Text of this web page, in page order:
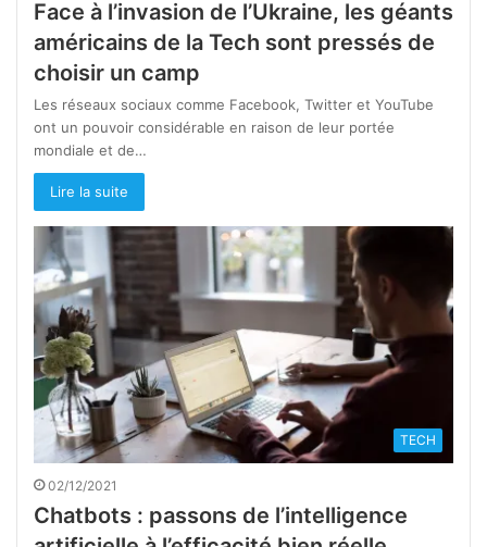
Face à l’invasion de l’Ukraine, les géants
américains de la Tech sont pressés de
choisir un camp
Les réseaux sociaux comme Facebook, Twitter et YouTube
ont un pouvoir considérable en raison de leur portée
mondiale et de…
Lire la suite
TECH
02/12/2021
Chatbots : passons de l’intelligence